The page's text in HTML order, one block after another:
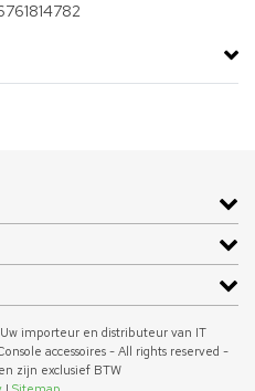
importeur en distributeur van IT
accessoires - All rights reserved -
zijn exclusief BTW